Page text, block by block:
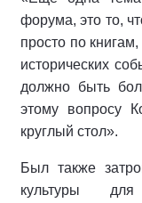
форума, это то,
просто по
исторических
должно быть
этому вопросу
круглый стол».
Был также
культуры